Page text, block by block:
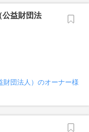
公益財団法
財団法人）のオーナー様